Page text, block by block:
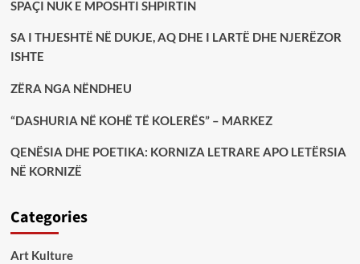
SPAÇI NUK E MPOSHTI SHPIRTIN
SA I THJESHTË NË DUKJE, AQ DHE I LARTË DHE NJERËZOR
ISHTE
ZËRA NGA NËNDHEU
“DASHURIA NË KOHË TË KOLERËS” – MARKEZ
QENËSIA DHE POETIKA: KORNIZA LETRARE APO LETËRSIA
NË KORNIZË
Categories
Art Kulture